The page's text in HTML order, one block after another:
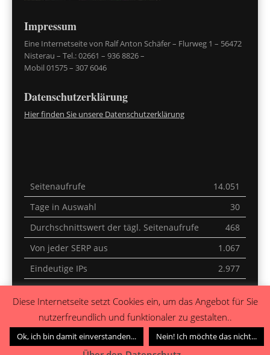
Impressum
Eine Internetseite von Ralf Anton Schäfer – Flurweg 1 – 56472
Nisterau – Tel.: 02661 – 936 8826 –
Mobil 01575 – 307 6046
Datenschutzerklärung
Hier finden Sie unsere Datenschutzerklärung
Seitenaufrufe
14.051
Tage in Auswahl
30
Durchschnittswert der tägl. Seitenaufrufe
468
Von jeder SERP aus
1.067
Eindeutige IPs
2.977
Letzte 30 Minuten
7
Gestern
0
Diese Internetseite setzt Cookies ein, um das Angebot für Sie
nutzerfreundlich und funktionaler zu gestalten..
Ok, ich bin damit einverstanden... Nein! Ich möchte das nicht...